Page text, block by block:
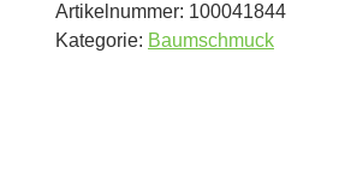
Artikelnummer: 100041844
Kategorie: Baumschmuck